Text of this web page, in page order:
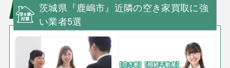
茨城県『鹿嶋市』近隣の空き家買取に強
い業者5選